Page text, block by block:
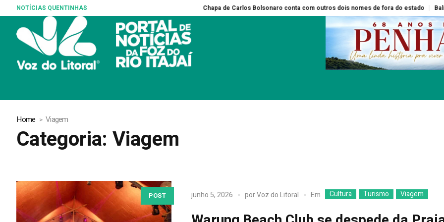
NOTÍCIAS QUENTINHAS Chapa de Carlos Bolsonaro conta com outros dois nomes de fora do estado Balneário Piçarras terá
Home Viagem
Categoria:Viagem
POST junho 5, 2026 porVoz do Litoral Em Cultura Turismo Viagem